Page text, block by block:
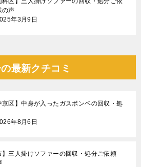
声
年3月9日
最新クチコミ
京区】中身が入ったガスボンベの回収・処
年8月6日
】三人掛けソファーの回収・処分ご依頼